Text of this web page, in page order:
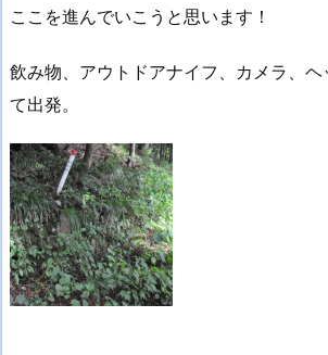
ここを進んでいこうと思います！
飲み物、アウトドアナイフ、カメラ、ヘ
て出発。